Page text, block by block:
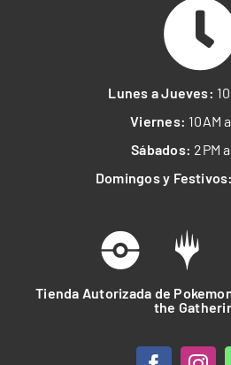
Lunes a Jueves:
Viernes: 10AM
Sábados: 2PM
Domingos y Festivos:
Tienda Autorizada de
the